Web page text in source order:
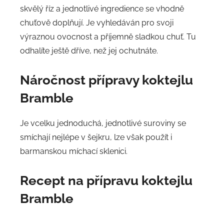
skvělý říz a jednotlivé ingredience se vhodně
chuťově doplňují. Je vyhledáván pro svoji
výraznou ovocnost a příjemně sladkou chuť. Tu
odhalíte ještě dříve, než jej ochutnáte.
Náročnost přípravykoktejlu
Bramble
Je vcelku jednoduchá, jednotlivé suroviny se
smíchají nejlépe v šejkru, lze však použít i
barmanskou míchací sklenici.
Recept na přípravu koktejlu
Bramble